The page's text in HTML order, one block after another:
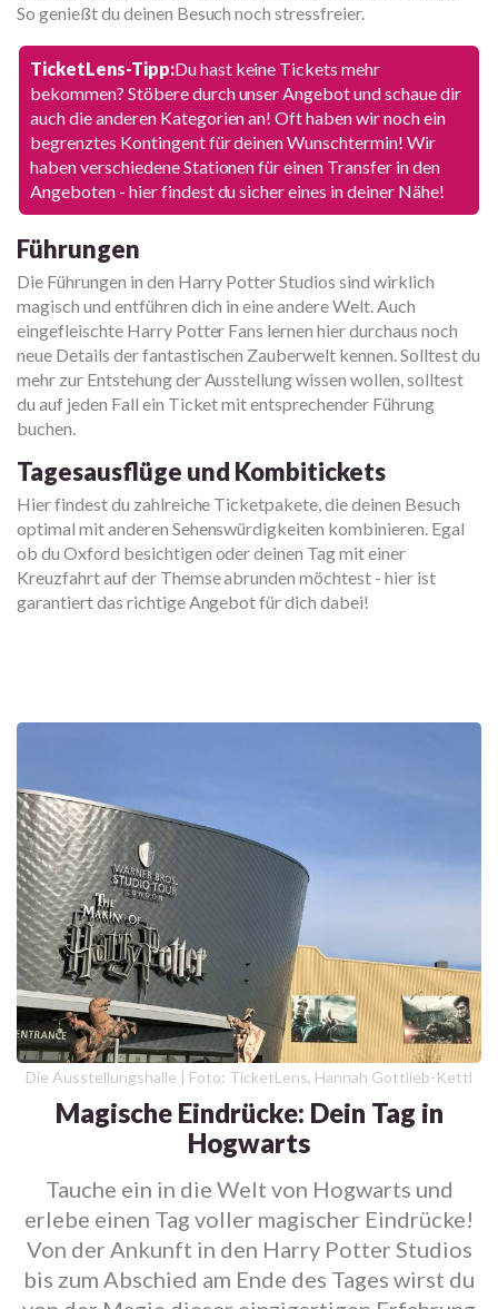
So genießt du deinen Besuch noch stressfreier.
TicketLens-Tipp:Du hast keine Tickets mehr
bekommen? Stöbere durch unser Angebot und schaue dir
auch die anderen Kategorien an! Oft haben wir noch ein
begrenztes Kontingent für deinen Wunschtermin! Wir
haben verschiedene Stationen für einen Transfer in den
Angeboten - hier findest du sicher eines in deiner Nähe!
Führungen
Die Führungen in den Harry Potter Studios sind wirklich
magisch und entführen dich in eine andere Welt. Auch
eingefleischte Harry Potter Fans lernen hier durchaus noch
neue Details der fantastischen Zauberwelt kennen. Solltest du
mehr zur Entstehung der Ausstellung wissen wollen, solltest
du auf jeden Fall ein Ticket mit entsprechender Führung
buchen.
Tagesausflüge und Kombitickets
Hier findest du zahlreiche Ticketpakete, die deinen Besuch
optimal mit anderen Sehenswürdigkeiten kombinieren. Egal
ob du Oxford besichtigen oder deinen Tag mit einer
Kreuzfahrt auf der Themse abrunden möchtest - hier ist
garantiert das richtige Angebot für dich dabei!
Die Ausstellungshalle | Foto: TicketLens, Hannah Gottlieb-Kettl
Magische Eindrücke: Dein Tag in
Hogwarts
Tauche ein in die Welt von Hogwarts und
erlebe einen Tag voller magischer Eindrücke!
Von der Ankunft in den Harry Potter Studios
bis zum Abschied am Ende des Tages wirst du